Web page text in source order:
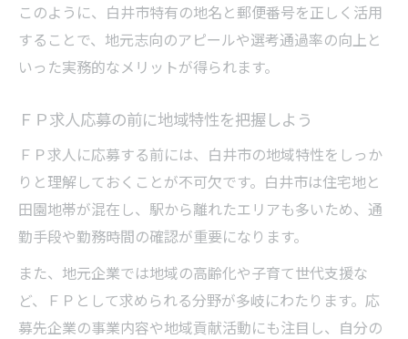
このように、白井市特有の地名と郵便番号を正しく活用
することで、地元志向のアピールや選考通過率の向上と
いった実務的なメリットが得られます。
ＦＰ求人応募の前に地域特性を把握しよう
ＦＰ求人に応募する前には、白井市の地域特性をしっか
りと理解しておくことが不可欠です。白井市は住宅地と
田園地帯が混在し、駅から離れたエリアも多いため、通
勤手段や勤務時間の確認が重要になります。
また、地元企業では地域の高齢化や子育て世代支援な
ど、ＦＰとして求められる分野が多岐にわたります。応
募先企業の事業内容や地域貢献活動にも注目し、自分の